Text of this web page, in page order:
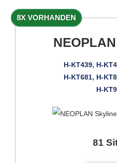
8X VORHANDEN
H-KT439, H-
H-KT681, H-
H-
81